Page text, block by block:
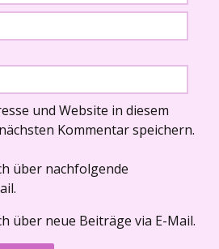
und Website in diesem
Kommentar speichern.
über nachfolgende
über neue Beiträge via E-Mail.